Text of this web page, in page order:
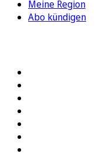
Meine Region
Abo kündigen